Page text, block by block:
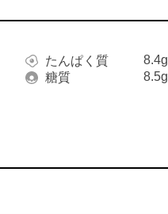
たんぱく質 8.4g
糖質 8.5g